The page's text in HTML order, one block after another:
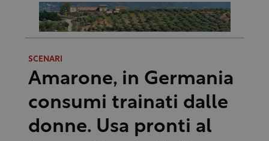
SCENARI
Amarone, in Germania
consumi trainati dalle
donne. Usa pronti al